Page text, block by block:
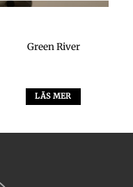
Green River
LÄS MER